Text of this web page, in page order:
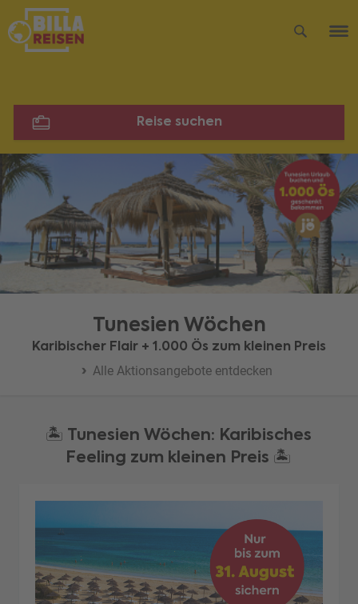
Reise suchen
Tunesien Wöchen
Karibischer Flair + 1.000 Ös zum kleinen Preis
Alle Aktionsangebote entdecken
🏝️ Tunesien Wöchen: Karibisches
Feeling zum kleinen Preis 🏝️